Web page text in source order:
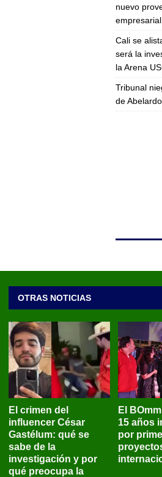
nuevo
empresarial
Cali se
será la
la Arena
Tribunal
de
OTRAS NOTICIAS
El crimen del
influencer César
Gastélum: qué se
sabe de la
investigación y por
qué preocupa la
El
15 años
por